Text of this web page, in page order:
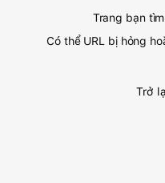
Trang bạn
Có thể URL bị hỏng
Trở